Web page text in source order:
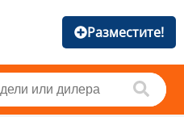
Разместите!